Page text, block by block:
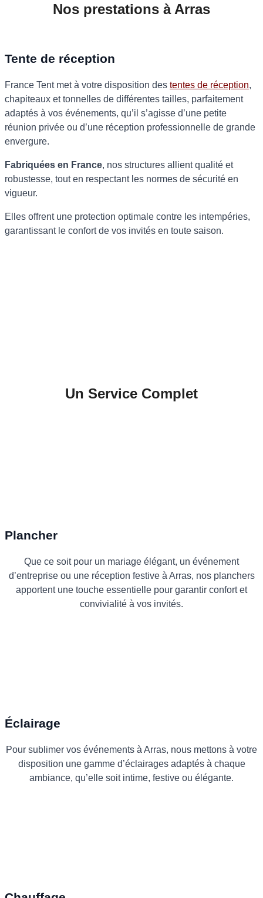
Nos prestations à Arras
Tente de réception
France Tent met à votre disposition des tentes de réception,
chapiteaux et tonnelles de différentes tailles, parfaitement
adaptés à vos événements, qu’il s’agisse d’une petite
réunion privée ou d’une réception professionnelle de grande
envergure.
Fabriquées en France, nos structures allient qualité et
robustesse, tout en respectant les normes de sécurité en
vigueur.
Elles offrent une protection optimale contre les intempéries,
garantissant le confort de vos invités en toute saison.
Un Service Complet
Plancher
Que ce soit pour un mariage élégant, un événement
d’entreprise ou une réception festive à Arras, nos planchers
apportent une touche essentielle pour garantir confort et
convivialité à vos invités.
Éclairage
Pour sublimer vos événements à Arras, nous mettons à votre
disposition une gamme d’éclairages adaptés à chaque
ambiance, qu’elle soit intime, festive ou élégante.